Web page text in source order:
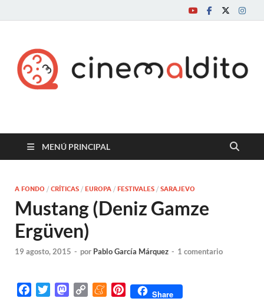
Cine maldito
MENÚ PRINCIPAL
A FONDO / CRÍTICAS / EUROPA / FESTIVALES / SARAJEVO
Mustang (Deniz Gamze
Ergüven)
19 agosto, 2015 - por Pablo García Márquez - 1 comentario
M
M
P
Share